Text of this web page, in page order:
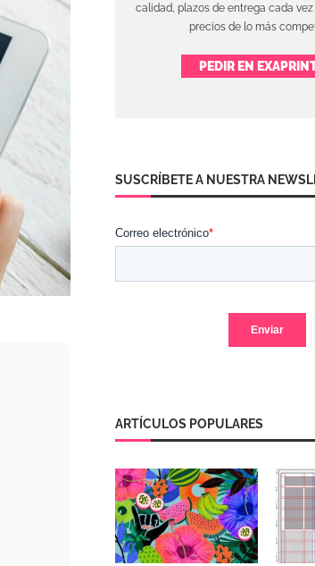
calidad, plazos de entrega cada
precios de lo más
PEDIR EN
SUSCRÍBETE A NUESTRA
ARTÍCULOS POPULARES